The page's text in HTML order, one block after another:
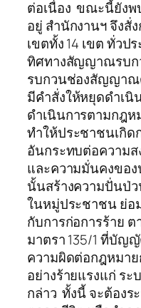
ต่อเนื่อง ขณะนี้ยังพ
อยู่ สำนักงานฯ จึงสั่
เขตทั้ง 14 เขต ทั่วป
ทิศทางสัญญาณรบก
รบกวนช่องสัญญาณ
มีคำสั่งให้หยุดดำเนิ
ดำเนินการตามกฎห
ทำให้ประชาชนเกิด
อันกระทบต่อความ
และความมั่นคงของ
นั้นสร้างความปั่นป่ว
ในหมู่ประชาชน ย่อ
กับการก่อการร้าย
มาตรา 135/1 ที่บัญ
ความผิดต่อกฎหมาย
อย่างร้ายแรงแก่ ร
กล่าว ทั้งนี้ จะต้องร